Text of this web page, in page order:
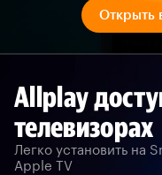
Открыть
Allplay
телевизорах
Легко установить на
Apple TV